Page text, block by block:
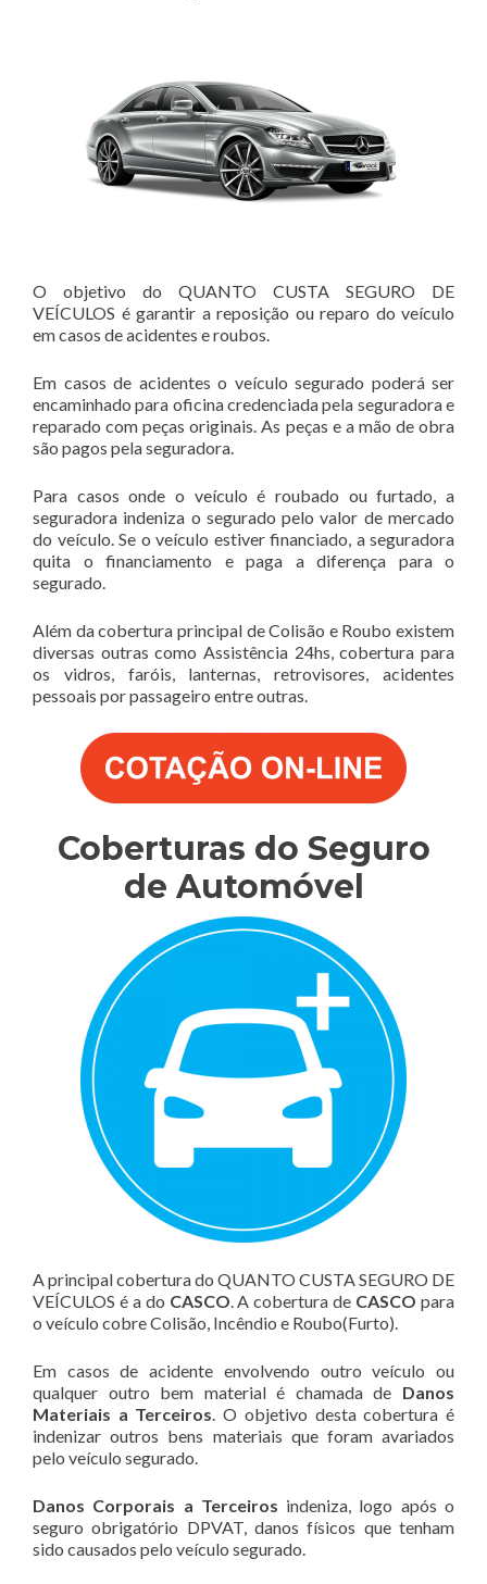
O objetivo do QUANTO CUSTA SEGURO DE
VEÍCULOS é garantir a reposição ou reparo do veículo
em casos de acidentes e roubos.
Em casos de acidentes o veículo segurado poderá ser
encaminhado para oficina credenciada pela seguradora e
reparado com peças originais. As peças e a mão de obra
são pagos pela seguradora.
Para casos onde o veículo é roubado ou furtado, a
seguradora indeniza o segurado pelo valor de mercado
do veículo. Se o veículo estiver financiado, a seguradora
quita o financiamento e paga a diferença para o
segurado.
Além da cobertura principal de Colisão e Roubo existem
diversas outras como Assistência 24hs, cobertura para
os vidros, faróis, lanternas, retrovisores, acidentes
pessoais por passageiro entre outras.
Coberturas do Seguro
de Automóvel
A principal cobertura do QUANTO CUSTA SEGURO DE
VEÍCULOS é a do CASCO . A cobertura de CASCO para
o veículo cobre Colisão, Incêndio e Roubo(Furto).
Em casos de acidente envolvendo outro veículo ou
qualquer outro bem material é chamada de Danos
Materiais a Terceiros . O objetivo desta cobertura é
indenizar outros bens materiais que foram avariados
pelo veículo segurado.
Danos Corporais a Terceiros indeniza, logo após o
seguro obrigatório DPVAT, danos físicos que tenham
sido causados pelo veículo segurado.